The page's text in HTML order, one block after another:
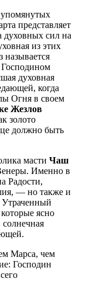
представляет
духовных сил на
из этих
называется
духовная
когда
Огня в своем
Жезлов
золото
должно быть
масти Чаш
Именно в
Радости,
— но также и
Утраченный
ясно
солнечная
Марса, чем
Господин